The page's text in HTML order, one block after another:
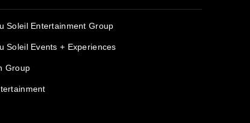
Soleil Entertainment Group
Soleil Events + Experiences
Group